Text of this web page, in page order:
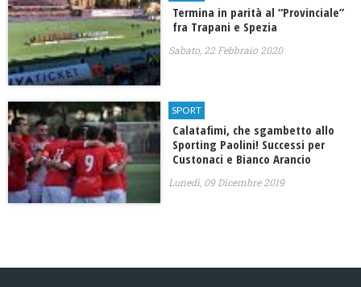
Termina in parità al “Provinciale”
fra Trapani e Spezia
Sabato, 22 Febbraio 2020
SPORT
Calatafimi, che sgambetto allo
Sporting Paolini! Successi per
Custonaci e Bianco Arancio
Lunedì, 09 Dicembre 2019